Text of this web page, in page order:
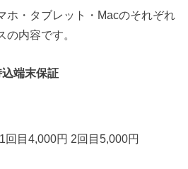
ホ・タブレット・Macのそれぞれ
内容です。
端末保証
回目4,000円 2回目5,000円